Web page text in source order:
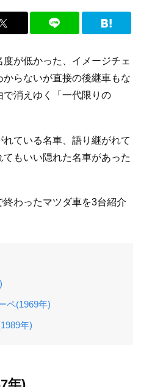
が低かった、イメージチェ
らないが直接の後継車もな
消えゆく「一代限りの
ている名車、語り継がれて
もいい隠れた名車があった
わったマツダ車を3台紹介
ペ(1969年)
年)